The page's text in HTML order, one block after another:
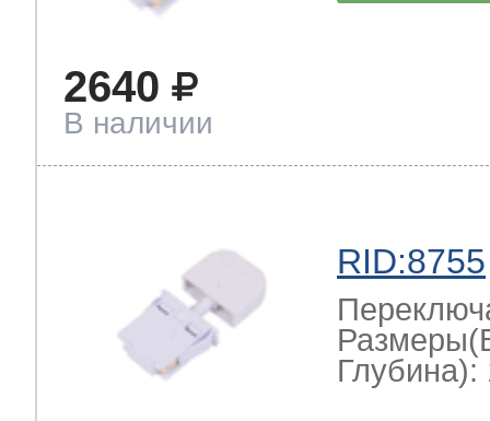
2640
В наличии
RID:8755
Глубина):